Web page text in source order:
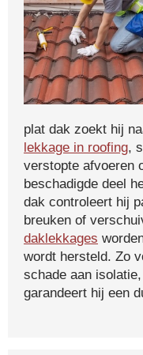
plat dak zoekt hij
lekkage in roofing,
verstopte afvoeren
beschadigde deel
dak controleert hij
breuken of
daklekkages
wordt hersteld. Zo
schade aan
garandeert hij een